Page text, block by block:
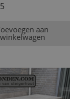
aan
winkelwagen